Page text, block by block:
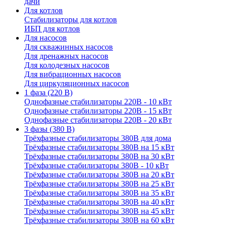
Для котлов
Стабилизаторы для котлов
ИБП для котлов
Для насосов
Для скважинных насосов
Для дренажных насосов
Для колодезных насосов
Для вибрационных насосов
Для циркуляционных насосов
1 фаза (220 В)
Однофазные стабилизаторы 220В - 10 кВт
Однофазные стабилизаторы 220В - 15 кВт
Однофазные стабилизаторы 220В - 20 кВт
3 фазы (380 В)
Трёхфазные стабилизаторы 380В для дома
Трёхфазные стабилизаторы 380В на 15 кВт
Трёхфазные стабилизаторы 380В на 30 кВт
Трёхфазные стабилизаторы 380В - 10 кВт
Трёхфазные стабилизаторы 380В на 20 кВт
Трёхфазные стабилизаторы 380В на 25 кВт
Трёхфазные стабилизаторы 380В на 35 кВт
Трёхфазные стабилизаторы 380В на 40 кВт
Трёхфазные стабилизаторы 380В на 45 кВт
Трёхфазные стабилизаторы 380В на 60 кВт